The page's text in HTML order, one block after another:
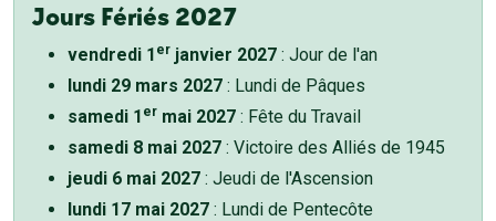
Jours Fériés 2027
vendredi 1 er janvier 2027 : Jour de l'an
lundi 29 mars 2027 : Lundi de Pâques
samedi 1 er mai 2027 : Fête du Travail
samedi 8 mai 2027 : Victoire des Alliés de 1945
jeudi 6 mai 2027 : Jeudi de l'Ascension
lundi 17 mai 2027 : Lundi de Pentecôte